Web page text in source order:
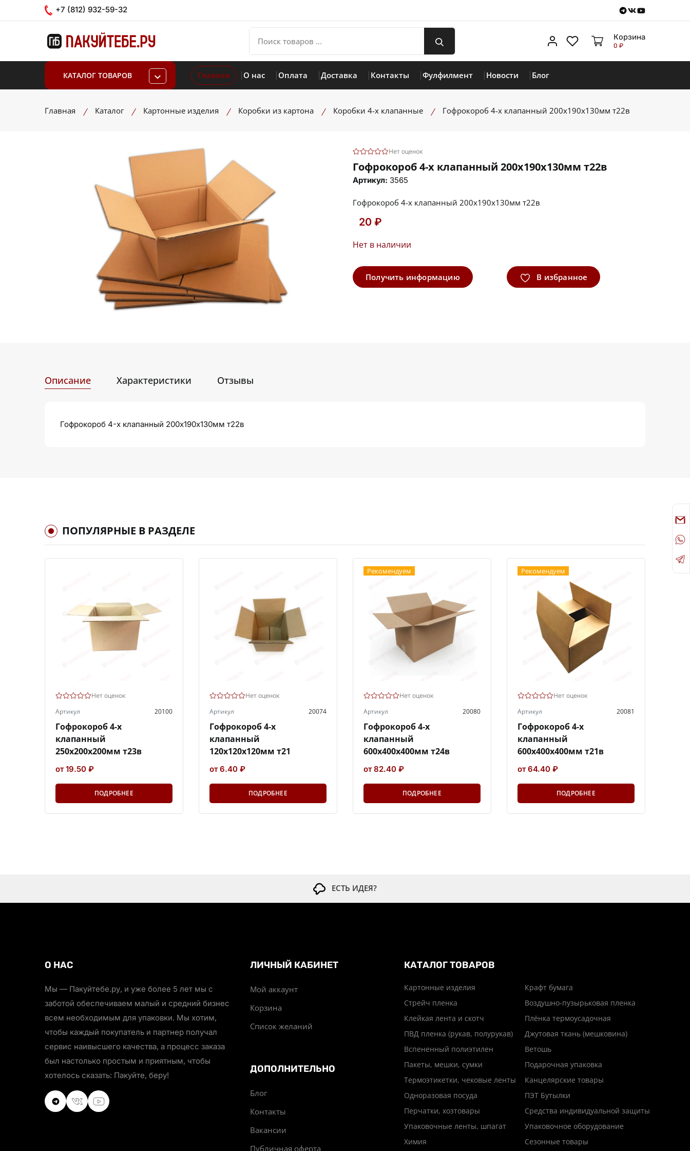
+7 (812) 932-59-32 Telegram
VKontakte
Youtube
Личный кабинет
ИзбранноеКорзина
0 ₽
КАТАЛОГ ТОВАРОВ Главная О нас Оплата Доставка Контакты Фулфилмент Новости Блог
Главная Каталог Картонные изделия Коробки из картона Коробки 4-х клапанные Гофрокороб 4-х клапанный 200х190х130мм т22в
Нет оценок
Гофрокороб 4-х клапанный 200х190х130мм т22в
Артикул: 3565
Гофрокороб 4-х клапанный 200х190х130мм т22в
20 ₽
Нет в наличии
Получить информацию В избранное
Описание Характеристики Отзывы
Гофрокороб 4-х клапанный 200х190х130мм т22в
ПОПУЛЯРНЫЕ В РАЗДЕЛЕ
Нет оценок
Артикул 20100
Гофрокороб 4-х
клапанный
250х200х200мм т23в
от 19.50 ₽
ПОДРОБНЕЕ
Нет оценок
Артикул 20074
Гофрокороб 4-х
клапанный
120х120х120мм т21
от 6.40 ₽
ПОДРОБНЕЕ
Рекомендуем
Нет оценок
Артикул 20080
Гофрокороб 4-х
клапанный
600х400х400мм т24в
от 82.40 ₽
ПОДРОБНЕЕ
Рекомендуем
Нет оценок
Артикул 20081
Гофрокороб 4-х
клапанный
600х400х400мм т21в
от 64.40 ₽
ПОДРОБНЕЕ
ЕСТЬ ИДЕЯ?
О НАС
Мы — Пакуйтебе.ру, и уже более 5 лет мы с
заботой обеспечиваем малый и средний бизнес
всем необходимым для упаковки. Мы хотим,
чтобы каждый покупатель и партнер получал
сервис наивысшего качества, а процесс заказа
был настолько простым и приятным, чтобы
хотелось сказать: Пакуйте, беру!
VKontakteVKontakteYoutube
ЛИЧНЫЙ КАБИНЕТ
Мой аккаунт
Корзина
Список желаний
ДОПОЛНИТЕЛЬНО
Блог
Контакты
Вакансии
Публичная оферта
КАТАЛОГ ТОВАРОВ
Картонные изделия
Крафт бумага
Стрейч пленка
Воздушно-пузырьковая пленка
Клейкая лента и скотч
Плёнка термоусадочная
ПВД пленка (рукав, полурукав)
Джутовая ткань (мешковина)
Вспененный полиэтилен
Ветошь
Пакеты, мешки, сумки
Подарочная упаковка
Термоэтикетки, чековые ленты
Канцелярские товары
Одноразовая посуда
ПЭТ Бутылки
Перчатки, хозтовары
Средства индивидуальной защиты
Упаковочные ленты, шпагат
Упаковочное оборудование
Химия
Сезонные товары